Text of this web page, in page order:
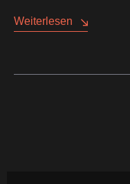
Weiterlesen